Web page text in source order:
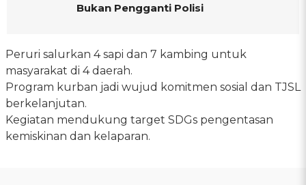
Bukan Pengganti Polisi
Peruri salurkan 4 sapi dan 7 kambing untuk
masyarakat di 4 daerah.
Program kurban jadi wujud komitmen sosial dan TJSL
berkelanjutan.
Kegiatan mendukung target SDGs pengentasan
kemiskinan dan kelaparan.